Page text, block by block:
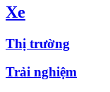
Xe
Thị trường
Trải nghiệm